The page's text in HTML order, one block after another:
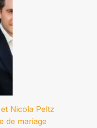
Nicola Peltz
de mariage